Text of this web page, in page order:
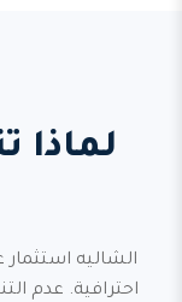
لماذا
الشاليه استثمار
احترافية. عدم